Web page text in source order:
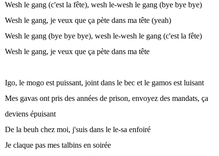
Wesh le gang (c'est la fête), wesh le-wesh le gang (bye bye bye)
Wesh le gang, je veux que ça pète dans ma tête (yeah)
Wesh le gang (bye bye bye), wesh le-wesh le gang (c'est la fête)
Wesh le gang, je veux que ça pète dans ma tête
Igo, le mogo est puissant, joint dans le bec et le gamos est luisant
Mes gavas ont pris des années de prison, envoyez des mandats, ça
deviens épuisant
De la beuh chez moi, j'suis dans le le-sa enfoiré
Je claque pas mes talbins en soirée